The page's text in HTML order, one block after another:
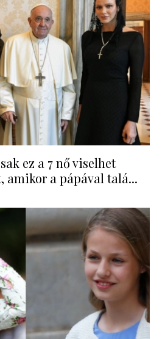
ez a 7 nő viselhet
amikor a pápával talá...